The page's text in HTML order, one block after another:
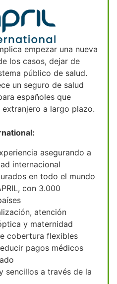
empezar una nueva
los casos, dejar de
público de salud.
un seguro de salud
españoles que
a largo plazo.
asegurando a
internacional
en todo el mundo
con 3.000
atención
y maternidad
cobertura flexibles
pagos médicos
sencillos a través de la